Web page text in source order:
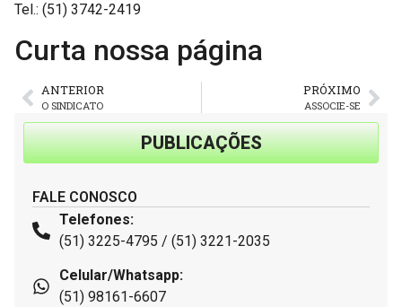
Tel.: (51) 3742-2419
Curta nossa página
ANTERIOR
O SINDICATO
PRÓXIMO
ASSOCIE-SE
PUBLICAÇÕES
FALE CONOSCO
Telefones:
(51) 3225-4795 / (51) 3221-2035
Celular/Whatsapp:
(51) 98161-6607